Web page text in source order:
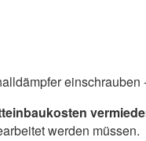
einschrauben
werden müssen.